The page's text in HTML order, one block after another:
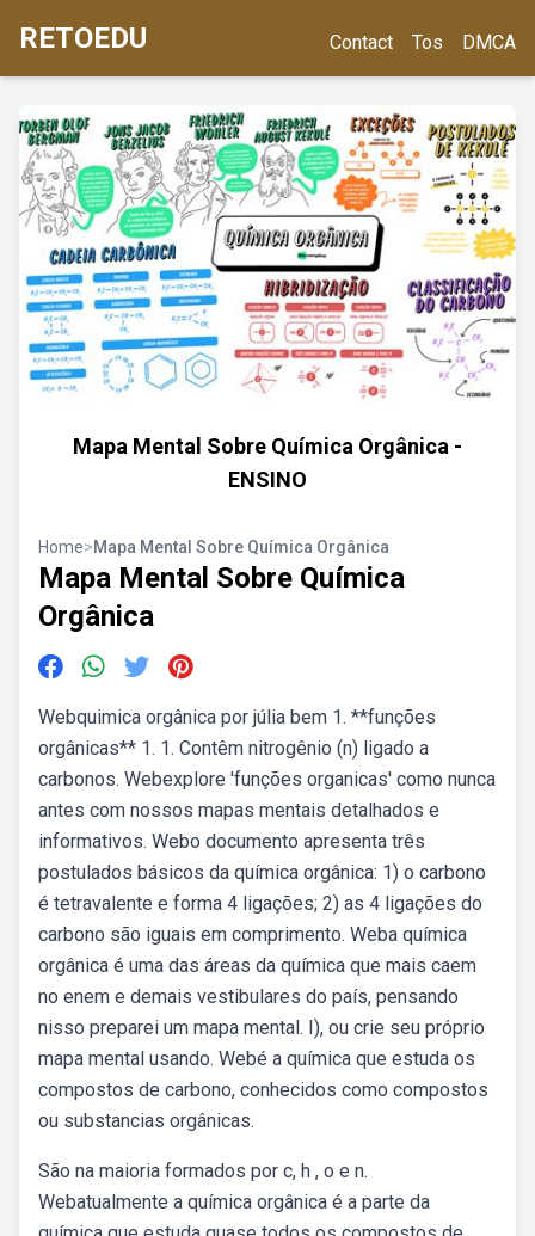
RETOEDU Contact Tos DMCA
Mapa Mental Sobre Química Orgânica -
ENSINO
Home>Mapa Mental Sobre Química Orgânica
Mapa Mental Sobre Química
Orgânica
Webquimica orgânica por júlia bem 1. **funções
orgânicas** 1. 1. Contêm nitrogênio (n) ligado a
carbonos. Webexplore 'funções organicas' como nunca
antes com nossos mapas mentais detalhados e
informativos. Webo documento apresenta três
postulados básicos da química orgânica: 1) o carbono
é tetravalente e forma 4 ligações; 2) as 4 ligações do
carbono são iguais em comprimento. Weba química
orgânica é uma das áreas da química que mais caem
no enem e demais vestibulares do país, pensando
nisso preparei um mapa mental. I), ou crie seu próprio
mapa mental usando. Webé a química que estuda os
compostos de carbono, conhecidos como compostos
ou substancias orgânicas.
São na maioria formados por c, h , o e n.
Webatualmente a química orgânica é a parte da